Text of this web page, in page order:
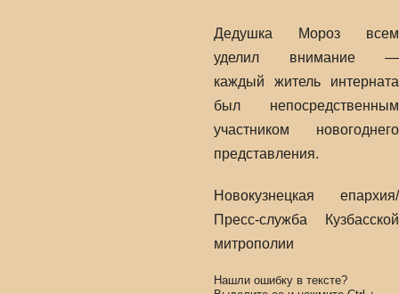
Дедушка Мороз всем
уделил внимание —
каждый житель интерната
был непосредственным
участником новогоднего
представления.
Новокузнецкая епархия/
Пресс-служба Кузбасской
митрополии
Нашли ошибку в тексте?